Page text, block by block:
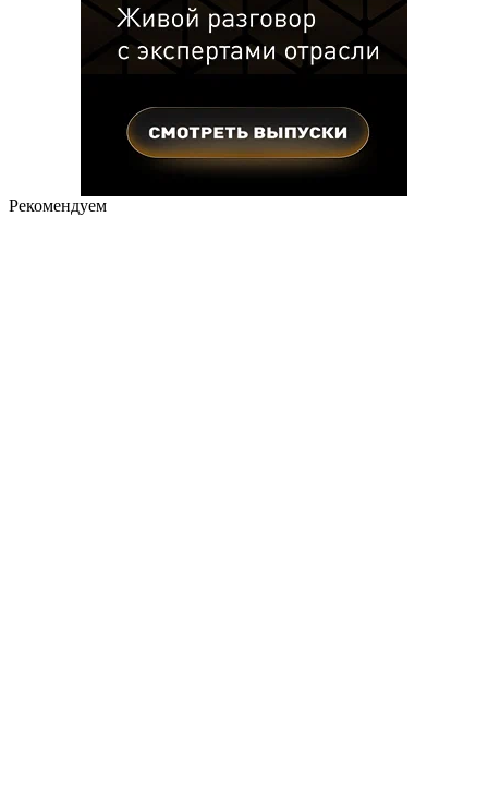
Рекомендуем